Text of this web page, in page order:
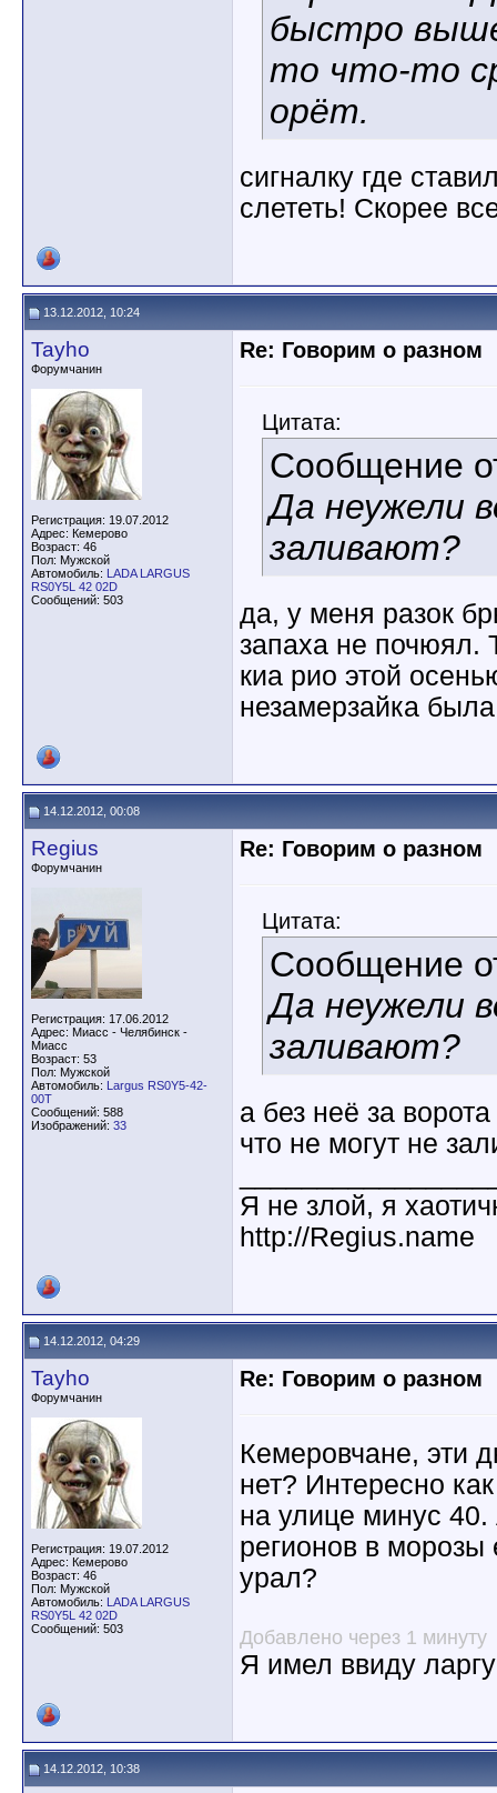
быстро
то что-то
орёт.
сигналку где
слететь! Скорее
13.12.2012, 10:24
Tayho
Форумчанин
Регистрация: 19.07.2012
Адрес: Кемерово
Возраст: 46
Пол: Мужской
Автомобиль: LADA LARGUS
RS0Y5L 42 02D
Сообщений: 503
Re: Говорим о разном
Цитата:
Сообщение
Да неужели
заливают?
да, у меня разок
запаха не почюял.
киа рио этой
незамерзайка
14.12.2012, 00:08
Regius
Форумчанин
Регистрация: 17.06.2012
Адрес: Миасс - Челябинск -
Миасс
Возраст: 53
Пол: Мужской
Автомобиль: Largus RS0Y5-42-
00T
Сообщений: 588
Изображений: 33
Re: Говорим о разном
Цитата:
Сообщение
Да неужели
заливают?
а без неё за
что не могут не
Я не злой, я
http://Regius.name
14.12.2012, 04:29
Tayho
Форумчанин
Регистрация: 19.07.2012
Адрес: Кемерово
Возраст: 46
Пол: Мужской
Автомобиль: LADA LARGUS
RS0Y5L 42 02D
Сообщений: 503
Re: Говорим о разном
Кемеровчане, эти
нет? Интересно
на улице минус 40.
регионов в морозы
урал?
Добавлено через 1 минуту
Я имел ввиду
14.12.2012, 10:38